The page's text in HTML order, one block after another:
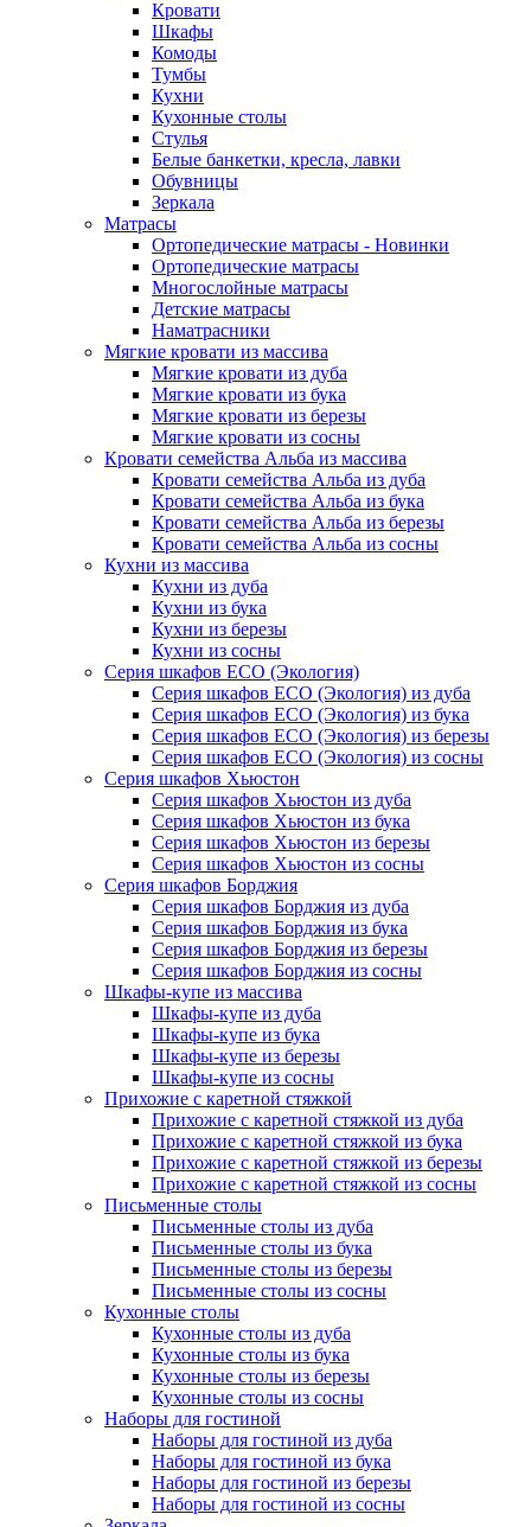
Кровати
Шкафы
Комоды
Тумбы
Кухни
Кухонные столы
Стулья
Белые банкетки, кресла, лавки
Обувницы
Зеркала
Матрасы
Ортопедические матрасы - Новинки
Ортопедические матрасы
Многослойные матрасы
Детские матрасы
Наматрасники
Мягкие кровати из массива
Мягкие кровати из дуба
Мягкие кровати из бука
Мягкие кровати из березы
Мягкие кровати из сосны
Кровати семейства Альба из массива
Кровати семейства Альба из дуба
Кровати семейства Альба из бука
Кровати семейства Альба из березы
Кровати семейства Альба из сосны
Кухни из массива
Кухни из дуба
Кухни из бука
Кухни из березы
Кухни из сосны
Серия шкафов ECO (Экология)
Серия шкафов ECO (Экология) из дуба
Серия шкафов ECO (Экология) из бука
Серия шкафов ECO (Экология) из березы
Серия шкафов ECO (Экология) из сосны
Серия шкафов Хьюстон
Серия шкафов Хьюстон из дуба
Серия шкафов Хьюстон из бука
Серия шкафов Хьюстон из березы
Серия шкафов Хьюстон из сосны
Серия шкафов Борджия
Серия шкафов Борджия из дуба
Серия шкафов Борджия из бука
Серия шкафов Борджия из березы
Серия шкафов Борджия из сосны
Шкафы-купе из массива
Шкафы-купе из дуба
Шкафы-купе из бука
Шкафы-купе из березы
Шкафы-купе из сосны
Прихожие с каретной стяжкой
Прихожие с каретной стяжкой из дуба
Прихожие с каретной стяжкой из бука
Прихожие с каретной стяжкой из березы
Прихожие с каретной стяжкой из сосны
Письменные столы
Письменные столы из дуба
Письменные столы из бука
Письменные столы из березы
Письменные столы из сосны
Кухонные столы
Кухонные столы из дуба
Кухонные столы из бука
Кухонные столы из березы
Кухонные столы из сосны
Наборы для гостиной
Наборы для гостиной из дуба
Наборы для гостиной из бука
Наборы для гостиной из березы
Наборы для гостиной из сосны